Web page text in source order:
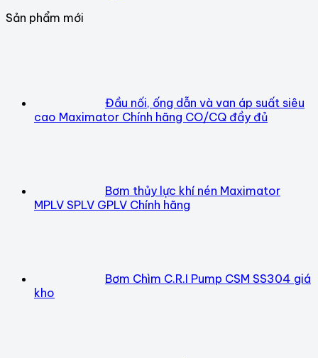
Sản phẩm mới
Đầu nối, ống dẫn và van áp suất siêu
cao Maximator Chính hãng CO/CQ đầy đủ
Bơm thủy lực khí nén Maximator
MPLV SPLV GPLV Chính hãng
Bơm Chìm C.R.I Pump CSM SS304 giá
kho